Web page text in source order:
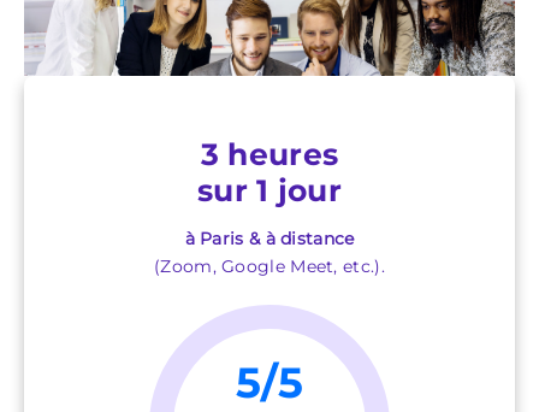
3 heures
sur 1 jour
à Paris & à distance
(Zoom, Google Meet, etc.).
5/5